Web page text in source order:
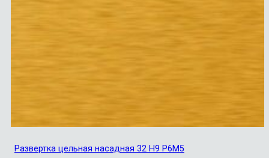
Развертка цельная насадная 32 Н9 Р6М5